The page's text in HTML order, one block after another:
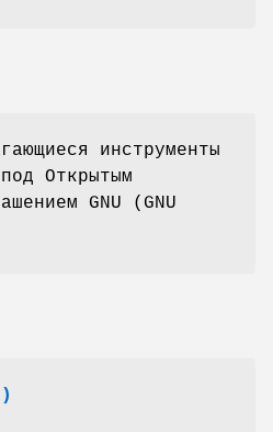
инструменты
Открытым
GNU (GNU